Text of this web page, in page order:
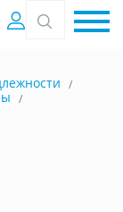
0 позиций
Вход